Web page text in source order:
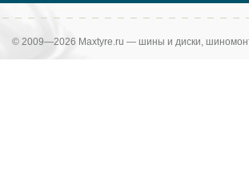
© 2009—2026 Maxtyre.ru — шины и диски,